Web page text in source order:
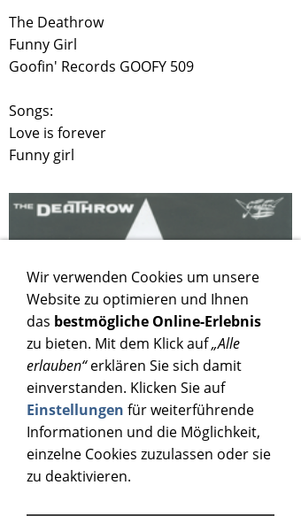
The Deathrow
Funny Girl
Goofin' Records GOOFY 509
Songs:
Love is forever
Funny girl
DEATHROW - FUNNY GIRL - VINYL
Wir verwenden Cookies um unsere
Website zu optimieren und Ihnen
das bestmögliche Online-Erlebnis
zu bieten. Mit dem Klick auf„Alle
erlauben“erklären Sie sich damit
einverstanden. Klicken Sie auf
Einstellungen für weiterführende
Informationen und die Möglichkeit,
einzelne Cookies zuzulassen oder sie
zu deaktivieren.